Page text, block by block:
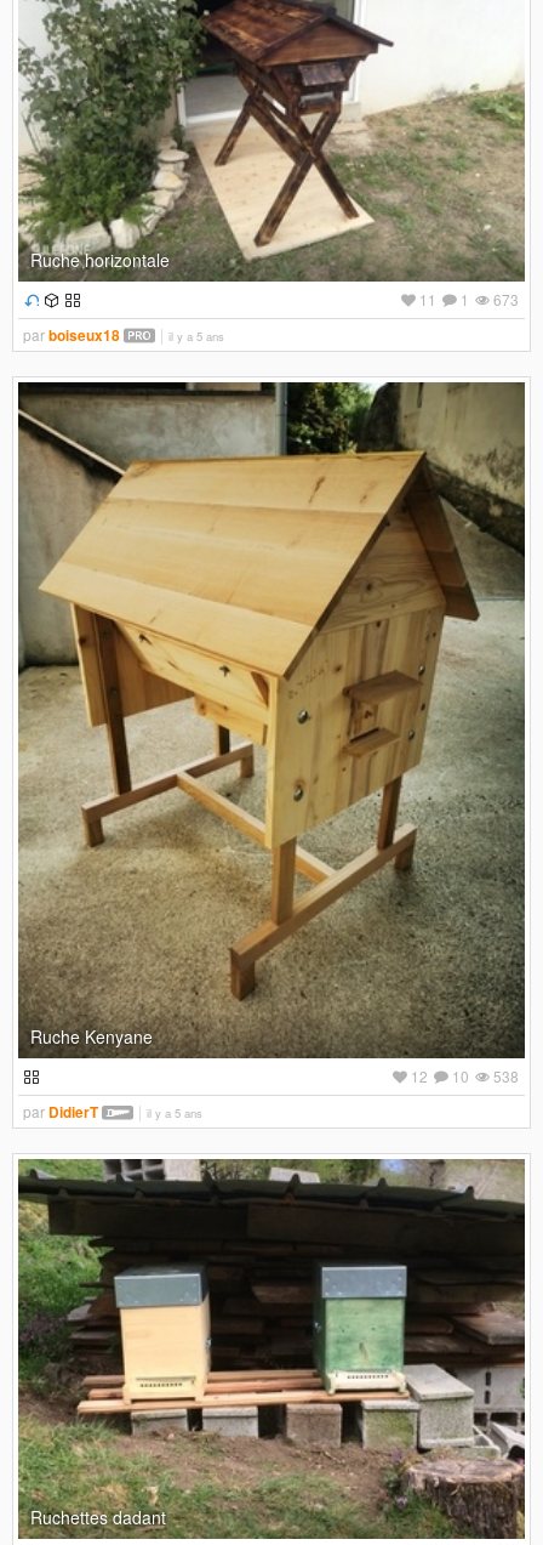
Ruche horizontale
673
1
11
parboiseux18 il y a 5 ans
Ruche Kenyane
538
10
12
par DidierT il y a 5 ans
Ruchettes dadant